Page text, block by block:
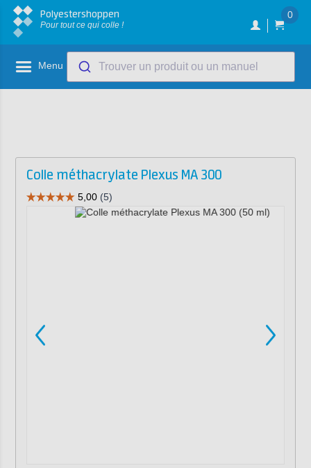
Polyestershoppen
Pour tout ce qui colle !
0
Menu Trouver un produit ou un manuel
Colle méthacrylate Plexus MA 300